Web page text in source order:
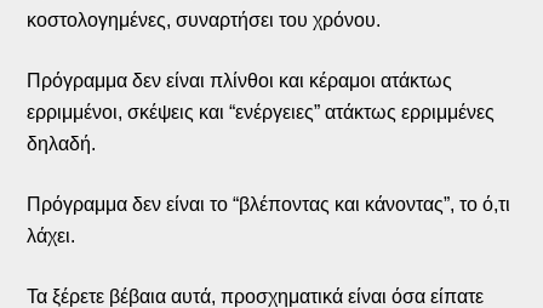
κοστολογημένες, συναρτήσει του χρόνου.
Πρόγραμμα δεν είναι πλίνθοι και κέραμοι ατάκτως
ερριμμένοι, σκέψεις και “ενέργειες” ατάκτως ερριμμένες
δηλαδή.
Πρόγραμμα δεν είναι το “βλέποντας και κάνοντας”, το ό,τι
λάχει.
Τα ξέρετε βέβαια αυτά, προσχηματικά είναι όσα είπατε